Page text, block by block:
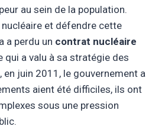
au sein de la population.
nucléaire et défendre cette
a perdu un contrat nucléaire
qui a valu à sa stratégie des
juin 2011, le gouvernement a
aient été difficiles, ils ont
sous une pression